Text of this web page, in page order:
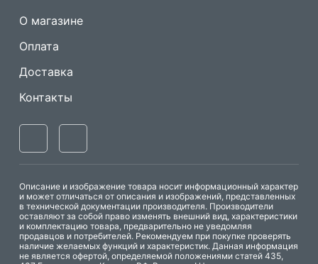
О магазине
Оплата
Доставка
Контакты
Описание и изображение товара носит информационный характер
и может отличаться от описания и изображений, представленных
в технической документации производителя. Производители
оставляют за собой право изменять внешний вид, характеристики
и комплектацию товара, предварительно не уведомляя
продавцов и потребителей. Рекомендуем при покупке проверять
наличие желаемых функций и характеристик. Данная информация
не является офертой, определяемой положениями статей 435,